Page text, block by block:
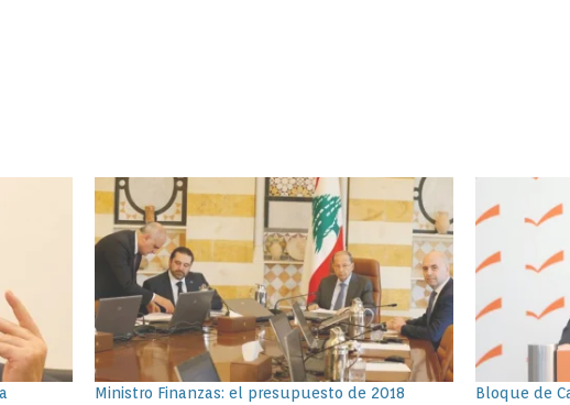
Ministro Finanzas: el presupuesto de 2018
Bloque de